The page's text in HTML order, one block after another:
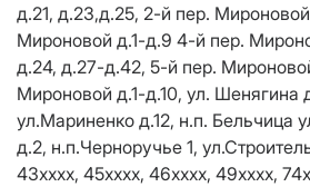
д.21, д.23,д.25, 2-й пер.
Мироновой д.1-д.9 4-й пер.
д.24, д.27-д.42, 5-й пер.
Мироновой д.1-д.10, ул. Шенягина
ул.Мариненко д.12, н.п. Бельчица
д.2, н.п.Черноручье 1,
43хххх, 45хххх, 46хххх, 49хххх,